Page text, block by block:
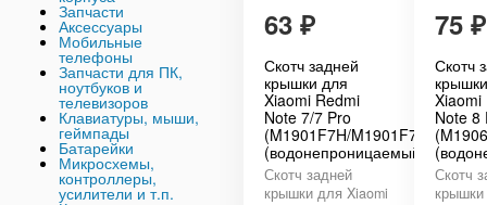
Запчасти
Аксессуары
Мобильные
телефоны
Запчасти для ПК,
ноутбуков и
телевизоров
Клавиатуры, мыши,
геймпады
Батарейки
Микросхемы,
контроллеры,
усилители и т.п.
63 ₽
Скотч задней
крышки для
Xiaomi Redmi
Note 7/7 Pro
(M1901F7H/M1901F7G)
(водонепроницаемый)
Скотч задней
крышки для Xiaomi
75 ₽
Скотч
Xiaomi
Note 8
Скотч